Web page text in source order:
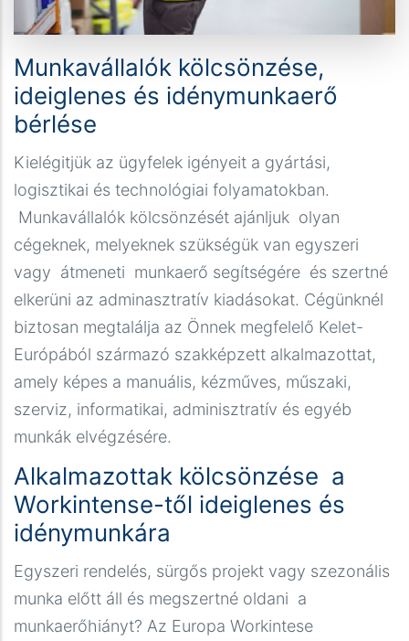
Munkavállalók kölcsönzése,
ideiglenes és idénymunkaerő
bérlése
Kielégitjük az ügyfelek igényeit a gyártási,
logisztikai és technológiai folyamatokban.
Munkavállalók kölcsönzését ajánljuk olyan
cégeknek, melyeknek szükségük van egyszeri
vagy átmeneti munkaerő segítségére és szertné
elkerüni az adminasztratív kiadásokat. Cégünknél
biztosan megtalálja az Önnek megfelelő Kelet-
Európából származó szakképzett alkalmazottat,
amely képes a manuális, kézműves, műszaki,
szerviz, informatikai, adminisztratív és egyéb
munkák elvégzésére.
Alkalmazottak kölcsönzése a
Workintense-től ideiglenes és
idénymunkára
Egyszeri rendelés, sürgős projekt vagy szezonális
munka előtt áll és megszertné oldani a
munkaerőhiányt? Az Europa Workintese